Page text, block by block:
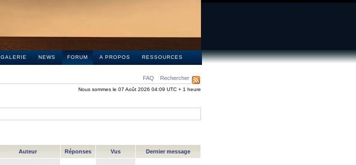
GALERIE NEWS FORUM A PROPOS RESSOURCES
FAQ Rechercher
Nous sommes le 07 Août 2026 04:09 UTC + 1 heure
Auteur Réponses Vus Dernier message